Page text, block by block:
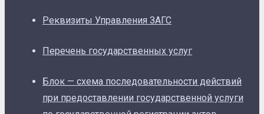
Реквизиты Управления ЗАГС
Перечень государственных услуг
Блок — схема последовательности действий
при предоставлении государственной услуги